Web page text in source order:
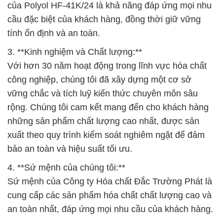
của Polyol HF-41K/24 là khả năng đáp ứng mọi nhu
cầu đặc biệt của khách hàng, đồng thời giữ vững
tính ổn định và an toàn.
3. **Kinh nghiệm và Chất lượng:**
Với hơn 30 năm hoạt động trong lĩnh vực hóa chất
công nghiệp, chúng tôi đã xây dựng một cơ sở
vững chắc và tích luỹ kiến thức chuyên môn sâu
rộng. Chúng tôi cam kết mang đến cho khách hàng
những sản phẩm chất lượng cao nhất, được sản
xuất theo quy trình kiểm soát nghiêm ngặt để đảm
bảo an toàn và hiệu suất tối ưu.
4. **Sứ mệnh của chúng tôi:**
Sứ mệnh của Công ty Hóa chất Đắc Trường Phát là
cung cấp các sản phẩm hóa chất chất lượng cao và
an toàn nhất, đáp ứng mọi nhu cầu của khách hàng.